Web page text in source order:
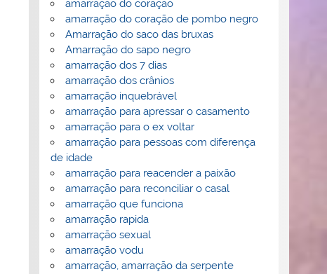
amarração do coração
amarração do coração de pombo negro
Amarração do saco das bruxas
Amarração do sapo negro
amarração dos 7 dias
amarração dos crânios
amarração inquebrável
amarração para apressar o casamento
amarração para o ex voltar
amarração para pessoas com diferença
de idade
amarração para reacender a paixão
amarração para reconciliar o casal
amarração que funciona
amarração rapida
amarração sexual
amarração vodu
amarração, amarração da serpente